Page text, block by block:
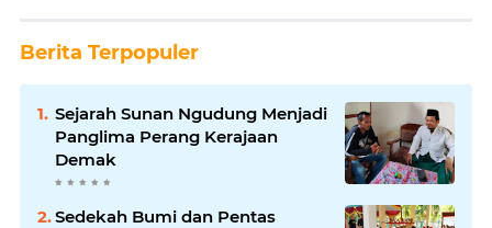
Berita Terpopuler
Sejarah Sunan Ngudung Menjadi
Panglima Perang Kerajaan
Demak
Sedekah Bumi dan Pentas